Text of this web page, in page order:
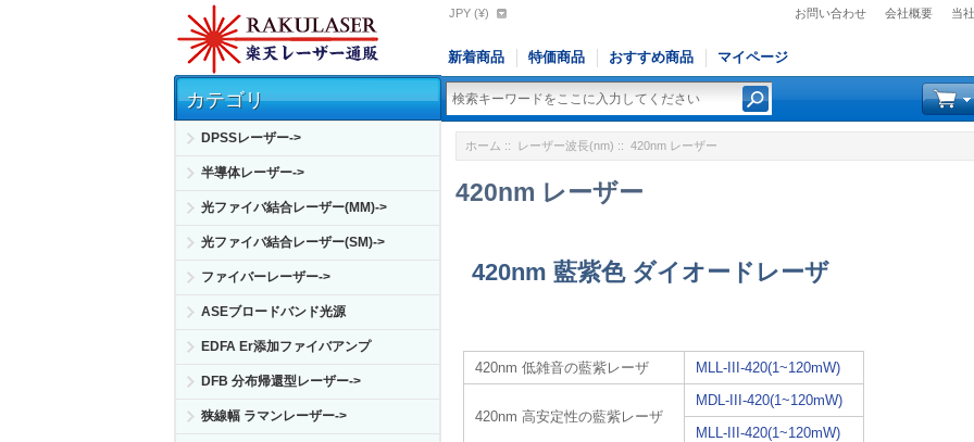
お問い合わせ 会社概要 当
JPY (¥)
新着商品 特価商品 おすすめ商品 マイページ
カテゴリ
DPSSレーザー->
半導体レーザー->
光ファイバ結合レーザー(MM)->
光ファイバ結合レーザー(SM)->
ファイバーレーザー->
ASEブロードバンド光源
EDFA Er添加ファイバアンプ
DFB 分布帰還型レーザー->
狭線幅 ラマンレーザー->
ホーム :: レーザー波長(nm) :: 420nm レーザー
420nm レーザー
420nm 藍紫色 ダイオードレーザ
420nm 低雑音の藍紫レーザ MLL-III-420(1~120mW)
420nm 高安定性の藍紫レーザ
MDL-III-420(1~120mW)
MLL-III-420(1~120mW)